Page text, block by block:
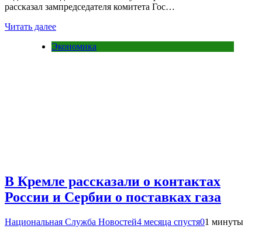
рассказал зампредседателя комитета Гос…
Читать далее
Экономика
В Кремле рассказали о контактах
России и Сербии о поставках газа
Национальная Служба Новостей4 месяца спустя01 минуты